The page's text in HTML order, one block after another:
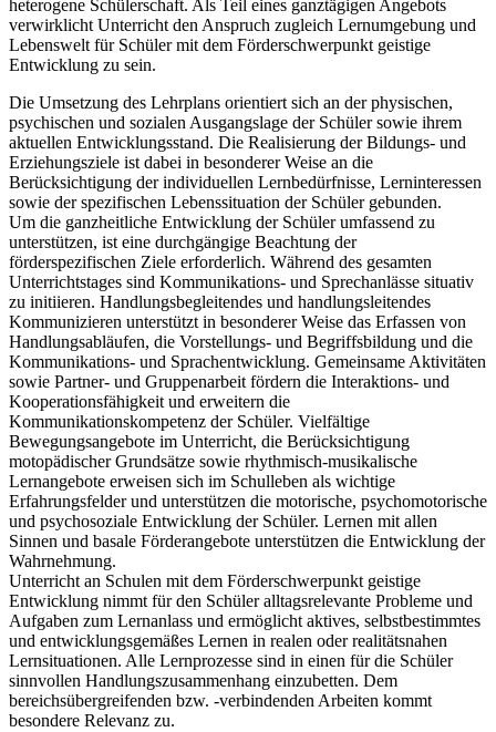
heterogene Schülerschaft. Als Teil eines ganztägigen Angebots
verwirklicht Unterricht den Anspruch zugleich Lernumgebung und
Lebenswelt für Schüler mit dem Förderschwerpunkt geistige
Entwicklung zu sein.
Die Umsetzung des Lehrplans orientiert sich an der physischen,
psychischen und sozialen Ausgangslage der Schüler sowie ihrem
aktuellen Entwicklungsstand. Die Realisierung der Bildungs- und
Erziehungsziele ist dabei in besonderer Weise an die
Berücksichtigung der individuellen Lernbedürfnisse, Lerninteressen
sowie der spezifischen Lebenssituation der Schüler gebunden.
Um die ganzheitliche Entwicklung der Schüler umfassend zu
unterstützen, ist eine durchgängige Beachtung der
förderspezifischen Ziele erforderlich. Während des gesamten
Unterrichtstages sind Kommunikations- und Sprechanlässe situativ
zu initiieren. Handlungsbegleitendes und handlungsleitendes
Kommunizieren unterstützt in besonderer Weise das Erfassen von
Handlungsabläufen, die Vorstellungs- und Begriffsbildung und die
Kommunikations- und Sprachentwicklung. Gemeinsame Aktivitäten
sowie Partner- und Gruppenarbeit fördern die Interaktions- und
Kooperationsfähigkeit und erweitern die
Kommunikationskompetenz der Schüler. Vielfältige
Bewegungsangebote im Unterricht, die Berücksichtigung
motopädischer Grundsätze sowie rhythmisch-musikalische
Lernangebote erweisen sich im Schulleben als wichtige
Erfahrungsfelder und unterstützen die motorische, psychomotorische
und psychosoziale Entwicklung der Schüler. Lernen mit allen
Sinnen und basale Förderangebote unterstützen die Entwicklung der
Wahrnehmung.
Unterricht an Schulen mit dem Förderschwerpunkt geistige
Entwicklung nimmt für den Schüler alltagsrelevante Probleme und
Aufgaben zum Lernanlass und ermöglicht aktives, selbstbestimmtes
und entwicklungsgemäßes Lernen in realen oder realitätsnahen
Lernsituationen. Alle Lernprozesse sind in einen für die Schüler
sinnvollen Handlungszusammenhang einzubetten. Dem
bereichsübergreifenden bzw. -verbindenden Arbeiten kommt
besondere Relevanz zu.